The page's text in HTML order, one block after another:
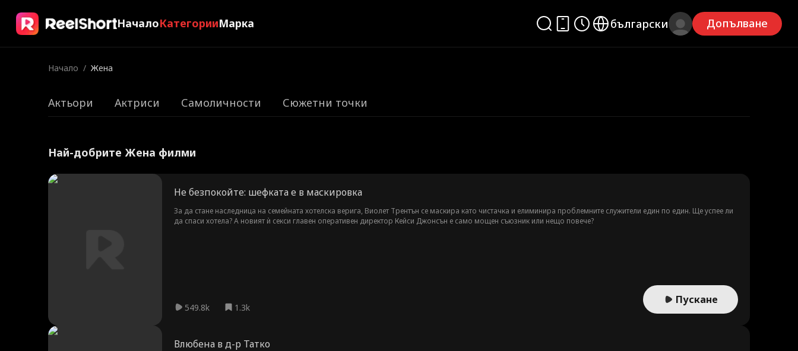
НачалоКатегорииМарка български Допълване
Начало / Жена
Актьори Актриси Самоличности Сюжетни точки
Най-добрите Жена филми
Не безпокойте: шефката е в маскировка
За да стане наследница на семейната хотелска верига, Виолет Трентън се маскира като чистачка и елиминира проблемните служители един по един. Ще успее ли
да спаси хотела? А новият ѝ секси главен оперативен директор Кейси Джонсън е само мощен съюзник или нещо повече?
549.8k 1.3k
Пускане
Влюбена в д-р Татко